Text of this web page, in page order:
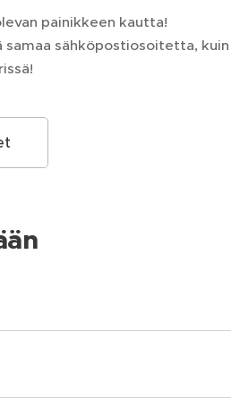
painikkeen kautta!
sähköpostiosoitetta, kuin